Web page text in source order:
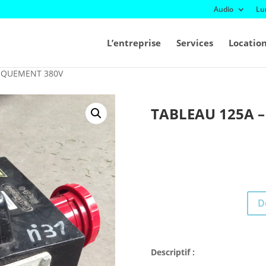
Audio
L’entreprise Services
380V
TABLEAU 125A
Descriptif :